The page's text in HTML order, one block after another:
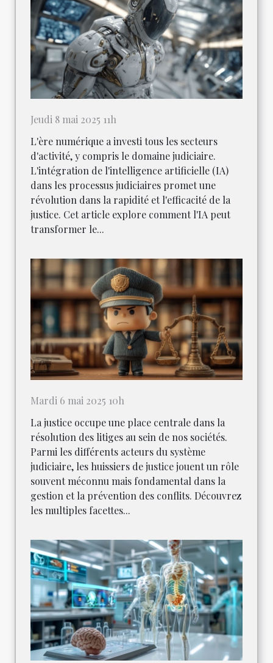
Jeudi 8 mai 2025 11h
L'ère numérique a investi tous les secteurs
d'activité, y compris le domaine judiciaire.
L'intégration de l'intelligence artificielle (IA)
dans les processus judiciaires promet une
révolution dans la rapidité et l'efficacité de la
justice. Cet article explore comment l'IA peut
transformer le...
Mardi 6 mai 2025 10h
La justice occupe une place centrale dans la
résolution des litiges au sein de nos sociétés.
Parmi les différents acteurs du système
judiciaire, les huissiers de justice jouent un rôle
souvent méconnu mais fondamental dans la
gestion et la prévention des conflits. Découvrez
les multiples facettes...